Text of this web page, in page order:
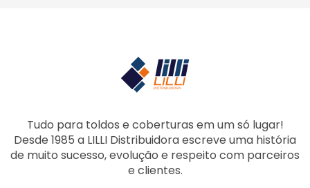
Tudo para toldos e coberturas em um só lugar!
Desde 1985 a LILLI Distribuidora escreve uma história
de muito sucesso, evolução e respeito com parceiros
e clientes.